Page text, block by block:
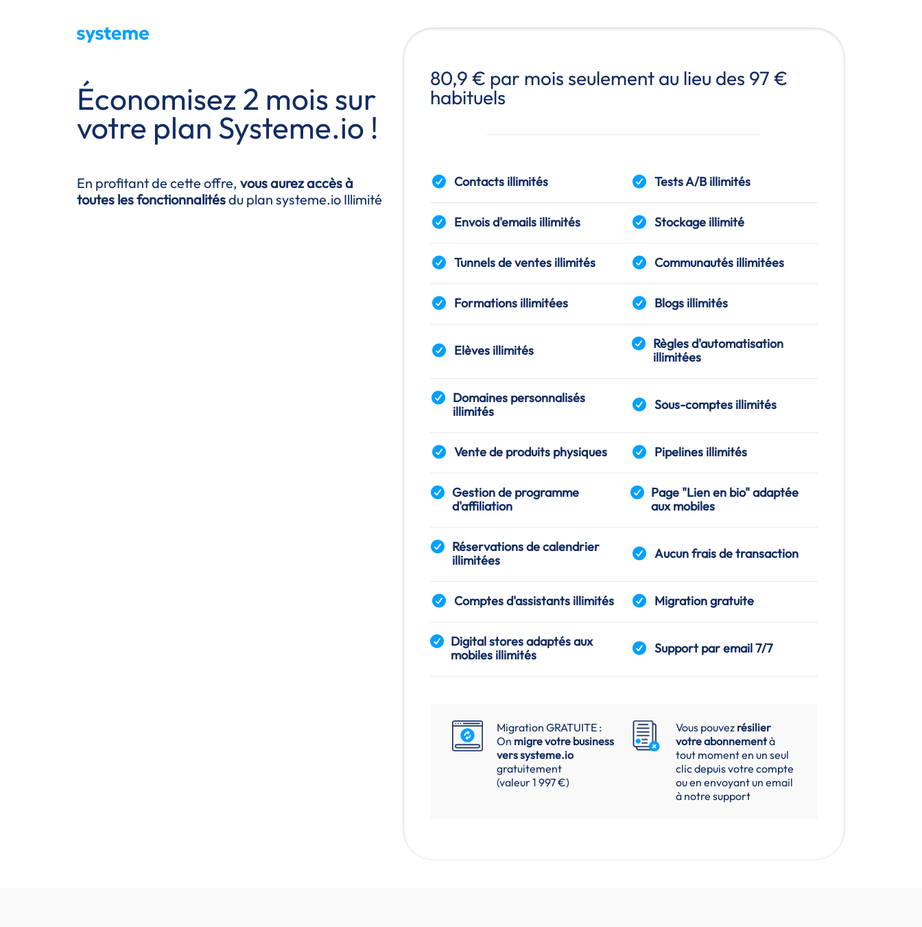
Économisez 2 mois sur
votre plan Systeme.io !
En profitant de cette offre, vous aurez accès à
toutes les fonctionnalitésdu plan systeme.io Illimité
80,9 € par mois seulement au lieu des 97 €
habituels
Contacts illimités Tests A/B illimités
Envois d'emails illimités Stockage illimité
Tunnels de ventes illimités Communautés illimitées
Formations illimitées Blogs illimités
Elèves illimités
Règles d'automatisation
illimitées
Domaines personnalisés
illimités
Sous-comptes illimités
Vente de produits physiques Pipelines illimités
Gestion de programme
d'affiliation
Page "Lien en bio" adaptée
aux mobiles
Réservations de calendrier
illimitées
Aucun frais de transaction
Comptes d'assistants illimités Migration gratuite
Digital stores adaptés aux
mobiles illimités
Support par email 7/7
Migration GRATUITE :
On migre votre business
verssysteme.io
gratuitement
(valeur 1 997 €)
Vous pouvezrésilier
votre abonnementà
tout moment en un seul
clic depuis votre compte
ou en envoyant un email
à notre support